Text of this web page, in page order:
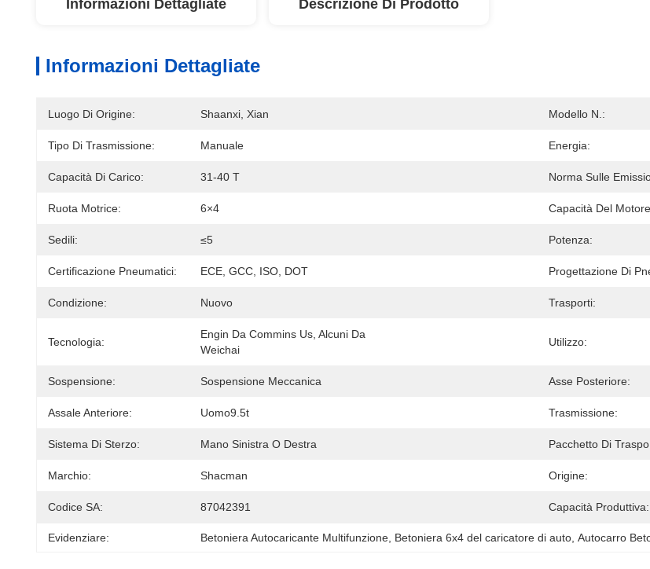
Informazioni Dettagliate Descrizione Di Prodotto
Informazioni Dettagliate
Luogo Di Origine: Shaanxi, Xian Modello N.:
Tipo Di Trasmissione: Manuale Energia:
Capacità Di Carico: 31-40 T Norma Sulle
Ruota Motrice: 6×4 Capacità Del
Sedili: ≤5 Potenza:
Certificazione Pneumatici: ECE, GCC, ISO, DOT Progettazione Di
Condizione: Nuovo Trasporti:
Tecnologia:
Engin Da Commins Us, Alcuni Da
Weichai
Utilizzo:
Sospensione: Sospensione Meccanica Asse Posteriore:
Assale Anteriore: Uomo9.5t Trasmissione:
Sistema Di Sterzo: Mano Sinistra O Destra Pacchetto Di
Marchio: Shacman Origine:
Codice SA: 87042391 Capacità Produttiva:
Evidenziare: Betoniera Autocaricante Multifunzione Betoniera 6x4 del caricatore di auto Autocarro